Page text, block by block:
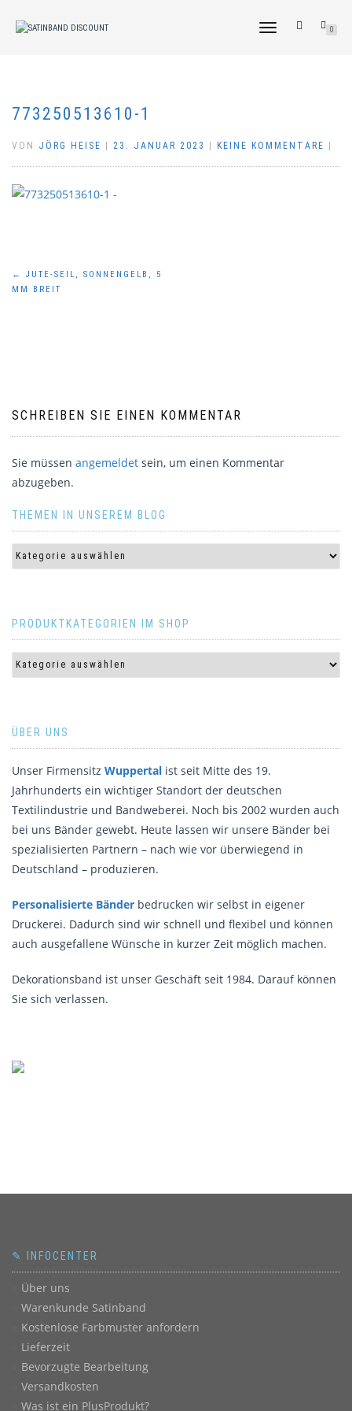
NAVIGATION
0
773250513610-1
VON JÖRG HEISE 23. JANUAR 2023 KEINE KOMMENTARE
Beitragsnavigation
←
JUTE-SEIL, SONNENGELB, 5
MM BREIT
SCHREIBEN SIE EINEN KOMMENTAR
Sie müssen angemeldet sein, um einen Kommentar
abzugeben.
THEMEN IN UNSEREM BLOG
PRODUKTKATEGORIEN IM SHOP
ÜBER UNS
Unser Firmensitz Wuppertal ist seit Mitte des 19.
Jahrhunderts ein wichtiger Standort der deutschen
Textilindustrie und Bandweberei. Noch bis 2002 wurden auch
bei uns Bänder gewebt. Heute lassen wir unsere Bänder bei
spezialisierten Partnern – nach wie vor überwiegend in
Deutschland – produzieren.
Personalisierte Bänder bedrucken wir selbst in eigener
Druckerei. Dadurch sind wir schnell und flexibel und können
auch ausgefallene Wünsche in kurzer Zeit möglich machen.
Dekorationsband ist unser Geschäft seit 1984. Darauf können
Sie sich verlassen.
✎ INFOCENTER
Über uns
Warenkunde Satinband
Kostenlose Farbmuster anfordern
Lieferzeit
Bevorzugte Bearbeitung
Versandkosten
Was ist ein PlusProdukt?